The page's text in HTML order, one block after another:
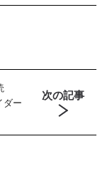
ー
次の記事